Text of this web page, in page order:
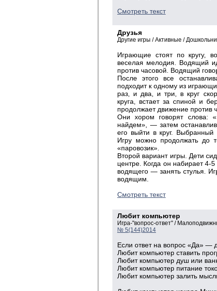
Смотреть текст
Друзья
Другие игры / Активные /
Играющие стоят по кругу,
веселая мелодия. Водящий
против часовой. Водящий
После этого все
подходит к одному из
раз, и два, и три, в круг
круга, встает за спиной и
продолжает движение
Они хором говорят слова:
найдем», — затем
его выйти в круг.
Игру можно продолжать до
«паровозик».
Второй вариант игры. Дети
центре. Когда он набирает 4-
водящего — занять стулья.
водящим.
Смотреть текст
Любит компьютер
Игра-"вопрос-ответ" /
№ 5(144)2014
Если ответ на вопрос «Да» —
Любит компьютер ставить
Любит компьютер душ или
Любит компьютер питание
Любит компьютер залить